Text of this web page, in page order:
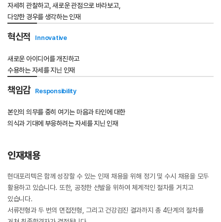
자세히 관찰하고, 새로운 관점으로 바라보고,
다양한 경우를 생각하는 인재
혁신적 Innovative
새로운 아이디어를 개진하고
수용하는 자세를 지닌 인재
책임감 Responsibility
본인의 의무를 중히 여기는 마음과 타인에 대한
의식과 기대에 부응하려는 자세를 지닌 인재
인재채용
현대포리텍은 함께 성장할 수 있는 인재 채용을 위해 정기 및 수시 채용을 모두
활용하고 있습니다. 또한, 공정한 선발을 위하여 체계적인 절차를 거치고
있습니다.
서류전형과 두 번의 면접전형, 그리고 건강검진 결과까지 총 4단계의 절차를